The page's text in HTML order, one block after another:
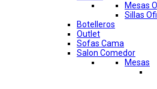
Mesas
Sillas
Botelleros
Outlet
Sofas Cama
Salon Comedor
Mesas